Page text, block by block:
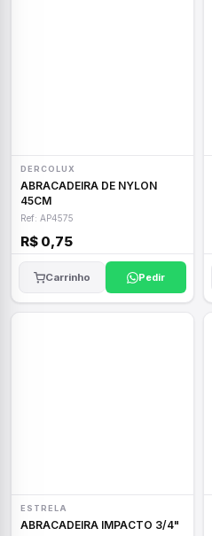
DERCOLUX
ABRACADEIRA DE NYLON
45CM
Ref: AP4575
R$ 0,75
Carrinho Pedir
ESTRELA
ABRACADEIRA IMPACTO 3/4"